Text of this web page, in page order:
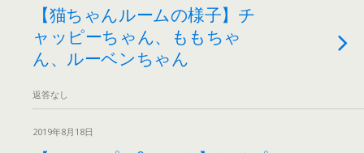
【猫ちゃんルームの様子】チ
ャッピーちゃん、ももちゃ
ん、ルーベンちゃん
返答なし
2019年8月18日